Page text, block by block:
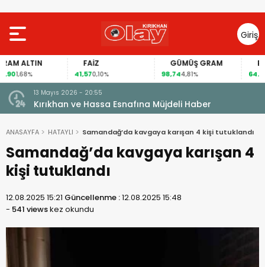
Giriş
Yap
ALTIN
0,10%
GÜMÜŞ GRAM
98,744,81%
13 Mayıs 2026 - 20:55
Kırıkhan ve Hassa Esnafına Müjdeli Haber
ANASAYFA HATAYLI Samandağ’da kavgaya karışan 4 kişi tutuklandı
Samandağ’da kavgaya karışan 4
kişi tutuklandı
12.08.2025 15:21 Güncellenme :12.08.2025 15:48
- 541 viewskez okundu